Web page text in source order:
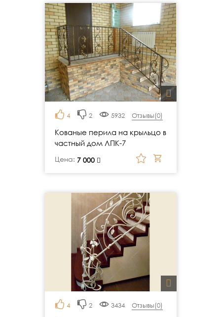
4 2 5932 Отзывы(0)
Кованые перила на крыльцо в
частный дом ЛПК-7
Цена: 7 000
руб.
4 2 3434 Отзывы(0)